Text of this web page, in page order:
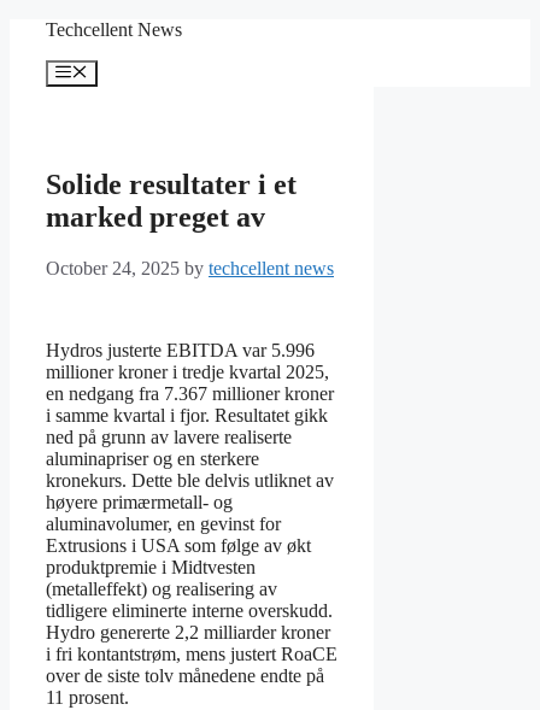
content
Techcellent News
Menu
Solide resultater i et
marked preget av
October 24, 2025 by techcellent news
Hydros justerte EBITDA var 5.996
millioner kroner i tredje kvartal 2025,
en nedgang fra 7.367 millioner kroner
i samme kvartal i fjor. Resultatet gikk
ned på grunn av lavere realiserte
aluminapriser og en sterkere
kronekurs. Dette ble delvis utliknet av
høyere primærmetall- og
aluminavolumer, en gevinst for
Extrusions i USA som følge av økt
produktpremie i Midtvesten
(metalleffekt) og realisering av
tidligere eliminerte interne overskudd.
Hydro genererte 2,2 milliarder kroner
i fri kontantstrøm, mens justert RoaCE
over de siste tolv månedene endte på
11 prosent.